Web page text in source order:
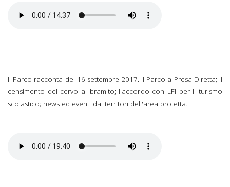
Il Parco racconta del 16 settembre 2017. Il Parco a Presa Diretta; il
censimento del cervo al bramito; l'accordo con LFI per il turismo
scolastico; news ed eventi dai territori dell'area protetta.